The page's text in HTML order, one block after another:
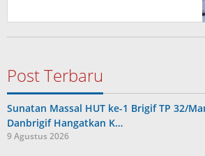
Post Terbaru
Sunatan Massal HUT ke-1 Brigif TP 32/
Danbrigif Hangatkan K…
9 Agustus 2026